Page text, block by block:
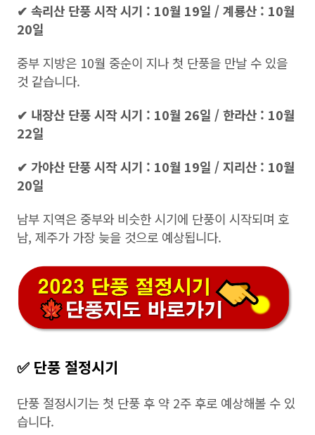
✔ 속리산 단풍 시작 시기 : 10월 19일 / 계룡산 : 10월
20일
중부 지방은 10월 중순이 지나 첫 단풍을 만날 수 있을
것 같습니다.
✔ 내장산 단풍 시작 시기 : 10월 26일 / 한라산 : 10월
22일
✔ 가야산 단풍 시작 시기 : 10월 19일 / 지리산 : 10월
20일
남부 지역은 중부와 비슷한 시기에 단풍이 시작되며 호
남, 제주가 가장 늦을 것으로 예상됩니다.
✅ 단풍 절정시기
단풍 절정시기는 첫 단풍 후 약 2주 후로 예상해볼 수 있
습니다.